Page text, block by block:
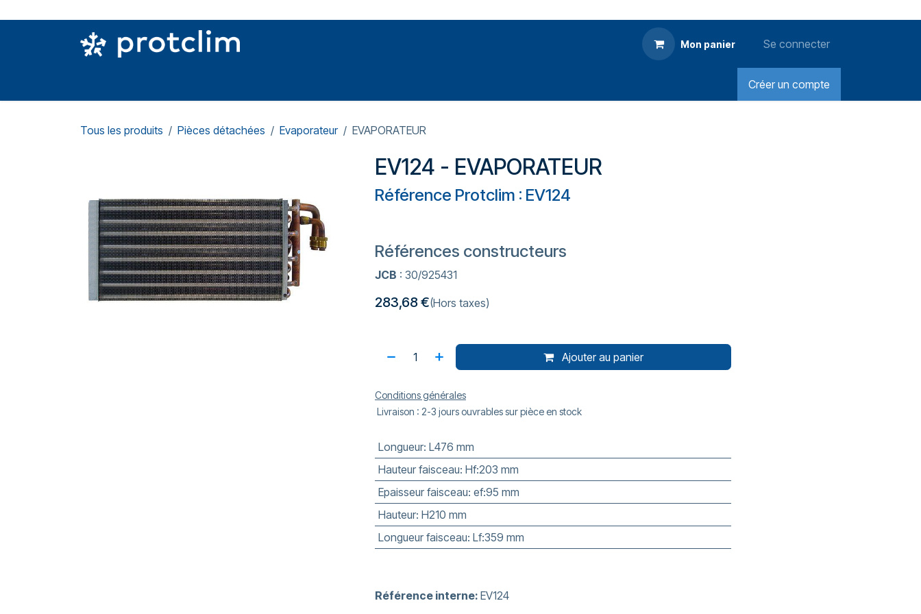
Mon panier Se connecter
Créer un compte
Tous les produits Pièces détachées Evaporateur EVAPORATEUR
EV124 - EVAPORATEUR
Référence Protclim : EV124
Références constructeurs
JCB : 30/925431
283,68€(Hors taxes)
Ajouter au panier
Conditions générales
Livraison : 2-3 jours ouvrables sur pièce en stock
Longueur: L476 mm
Hauteur faisceau: Hf:203 mm
Epaisseur faisceau: ef:95 mm
Hauteur: H210 mm
Longueur faisceau: Lf:359 mm
Référence interne: EV124